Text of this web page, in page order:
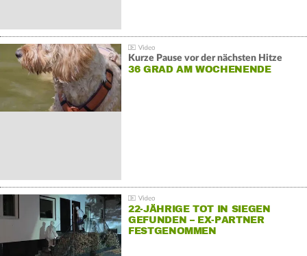
Kurze Pause vor der nächsten Hitze
36 GRAD AM WOCHENENDE
22-JÄHRIGE TOT IN SIEGEN
GEFUNDEN – EX-PARTNER
FESTGENOMMEN